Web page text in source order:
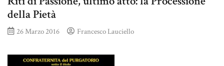
della Pietà
26 Marzo 2016 Francesco Lauciello